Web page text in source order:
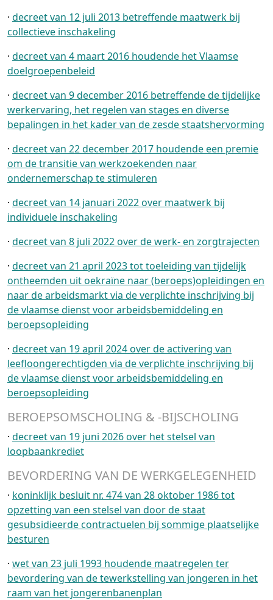
· decreet van 12 juli 2013 betreffende maatwerk bij
collectieve inschakeling
· decreet van 4 maart 2016 houdende het Vlaamse
doelgroepenbeleid
· decreet van 9 december 2016 betreffende de tijdelijke
werkervaring, het regelen van stages en diverse
bepalingen in het kader van de zesde staatshervorming
· decreet van 22 december 2017 houdende een premie
om de transitie van werkzoekenden naar
ondernemerschap te stimuleren
· decreet van 14 januari 2022 over maatwerk bij
individuele inschakeling
· decreet van 8 juli 2022 over de werk- en zorgtrajecten
· decreet van 21 april 2023 tot toeleiding van tijdelijk
ontheemden uit oekraïne naar (beroeps)opleidingen en
naar de arbeidsmarkt via de verplichte inschrijving bij
de vlaamse dienst voor arbeidsbemiddeling en
beroepsopleiding
· decreet van 19 april 2024 over de activering van
leefloongerechtigden via de verplichte inschrijving bij
de vlaamse dienst voor arbeidsbemiddeling en
beroepsopleiding
BEROEPSOMSCHOLING & -BIJSCHOLING
· decreet van 19 juni 2026 over het stelsel van
loopbaankrediet
BEVORDERING VAN DE WERKGELEGENHEID
· koninklijk besluit nr. 474 van 28 oktober 1986 tot
opzetting van een stelsel van door de staat
gesubsidieerde contractuelen bij sommige plaatselijke
besturen
· wet van 23 juli 1993 houdende maatregelen ter
bevordering van de tewerkstelling van jongeren in het
raam van het jongerenbanenplan